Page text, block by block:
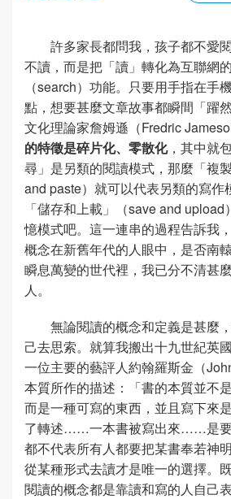
許多家長都問我，孩子都不愛
不讀，而是把「讀」轉化為互聯網的
（search）功能。只要用手指在手
點，想要甚麼文章故事都瞬間「躍
文化理論家詹姆遜（Fredric
的特徵是碎片化、零散化，其中就
尋」是另類的閱讀模式，那麼「複
and paste）就可以代表另類的寫作
「儲存和上載」（save and
憶模式吧。這一連串的過程告訴我
概念在新舊年代的人眼中，是否南
瞬息萬變的世代裡，我已分不清甚
人。
無論閱讀的概念和定義是甚麼
己去思索。就算我搬出十九世紀英
一位主要的藝評人約翰羅斯金（
本質所作的描述：「書的本質並不
而是一種可寫的東西，並且寫下來
了轉述……一本書被寫出來……是要
都不代表所有人都要把某書奉若神
從某種形式去讀才是唯一的選擇。
閱讀的概念都是靠讀和寫的人自己